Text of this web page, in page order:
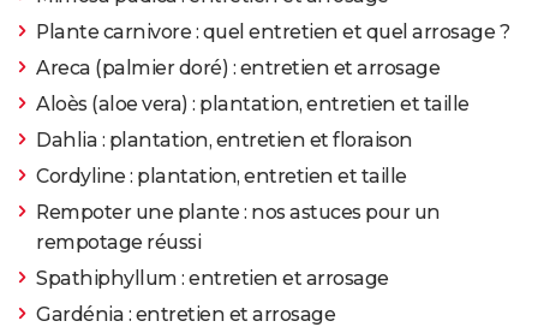
Plante carnivore : quel entretien et quel arrosage ?
Areca (palmier doré) : entretien et arrosage
Aloès (aloe vera) : plantation, entretien et taille
Dahlia : plantation, entretien et floraison
Cordyline : plantation, entretien et taille
Rempoter une plante : nos astuces pour un
rempotage réussi
Spathiphyllum : entretien et arrosage
Gardénia : entretien et arrosage